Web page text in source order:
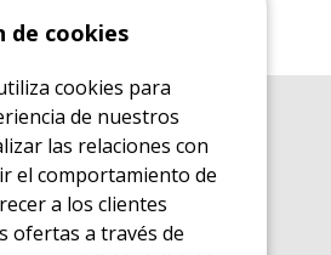
elásticas de ocio
elástica de ocio
de cookies
cookies para
de nuestros
las relaciones con
el comportamiento de
a los clientes
ofertas a través de